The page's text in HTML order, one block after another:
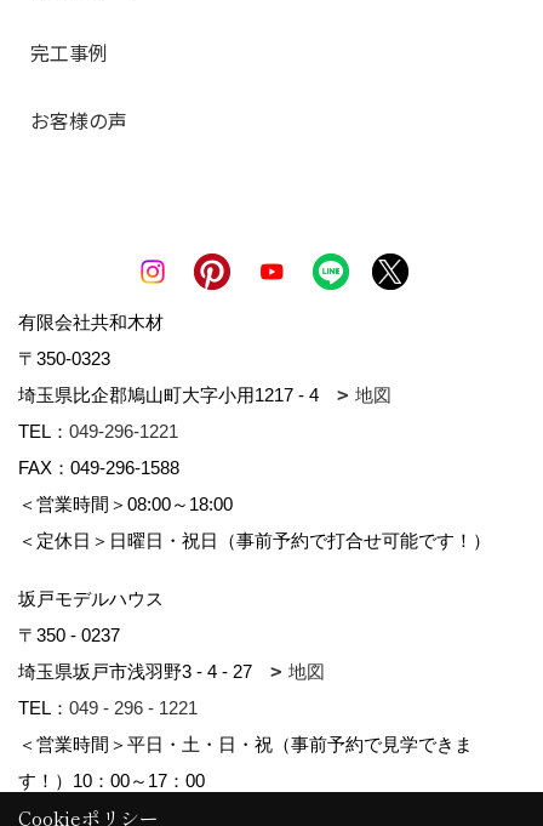
完工事例
お客様の声
有限会社共和木材
〒350-0323
埼玉県比企郡鳩山町大字小用1217 - 4
地図
TEL： 049-296-1221
FAX：049-296-1588
＜営業時間＞08:00～18:00
＜定休日＞日曜日・祝日（事前予約で打合せ可能です！）
坂戸モデルハウス
〒350 - 0237
埼玉県坂戸市浅羽野3 - 4 - 27
地図
TEL： 049 - 296 - 1221
＜営業時間＞平日・土・日・祝（事前予約で見学できま
す！）10：00～17：00
Cookieポリシー